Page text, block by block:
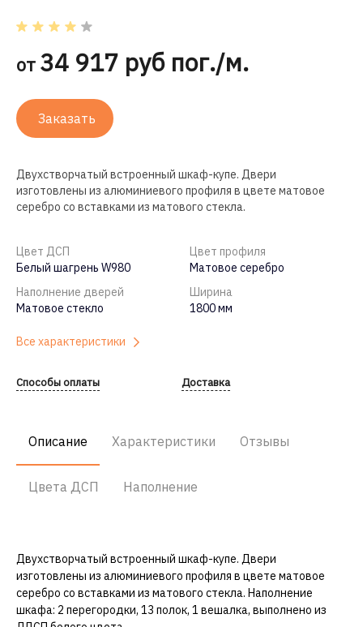
от 34 917 руб пог./м.
Заказать
Двухстворчатый встроенный шкаф-купе. Двери
изготовлены из алюминиевого профиля в цвете матовое
серебро со вставками из матового стекла.
Цвет ДСП
Белый шагрень W980
Цвет профиля
Матовое серебро
Наполнение дверей
Матовое стекло
Ширина
1800 мм
Все характеристики
Способы оплаты Доставка
Описание Характеристики Отзывы
Цвета ДСП Наполнение
Двухстворчатый встроенный шкаф-купе. Двери
изготовлены из алюминиевого профиля в цвете матовое
серебро со вставками из матового стекла. Наполнение
шкафа: 2 перегородки, 13 полок, 1 вешалка, выполнено из